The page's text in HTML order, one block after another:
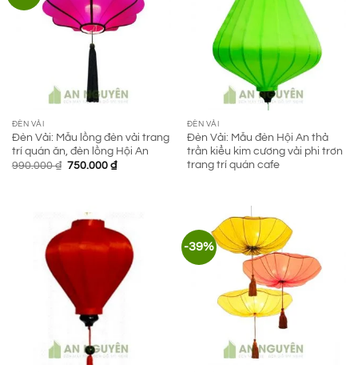
ĐÈN VẢI
Đèn Vải: Mẫu lồng đèn vải trang
trí quán ăn, đèn lồng Hội An
990.000₫ Giá
750.000 ₫Giá
ĐÈN VẢI
Đèn Vải: Mẫu đèn Hội An thả
trần kiểu kim cương vải phi trơn
trang trí quán cafe
-39%